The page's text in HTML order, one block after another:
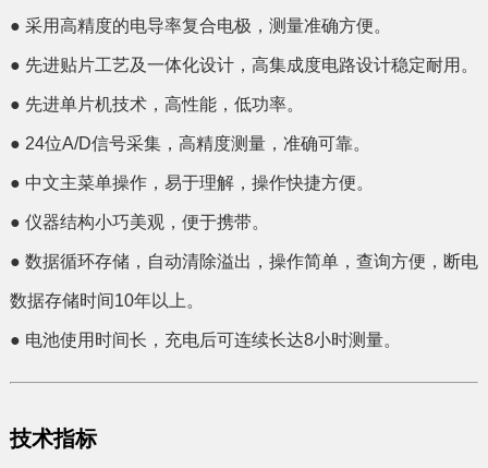
● 采用高精度的电导率复合电极，测量准确方便。
● 先进贴片工艺及一体化设计，高集成度电路设计稳定耐用。
● 先进单片机技术，高性能，低功率。
● 24位A/D信号采集，高精度测量，准确可靠。
● 中文主菜单操作，易于理解，操作快捷方便。
● 仪器结构小巧美观，便于携带。
● 数据循环存储，自动清除溢出，操作简单，查询方便，断电
数据存储时间10年以上。
● 电池使用时间长，充电后可连续长达8小时测量。
技术指标